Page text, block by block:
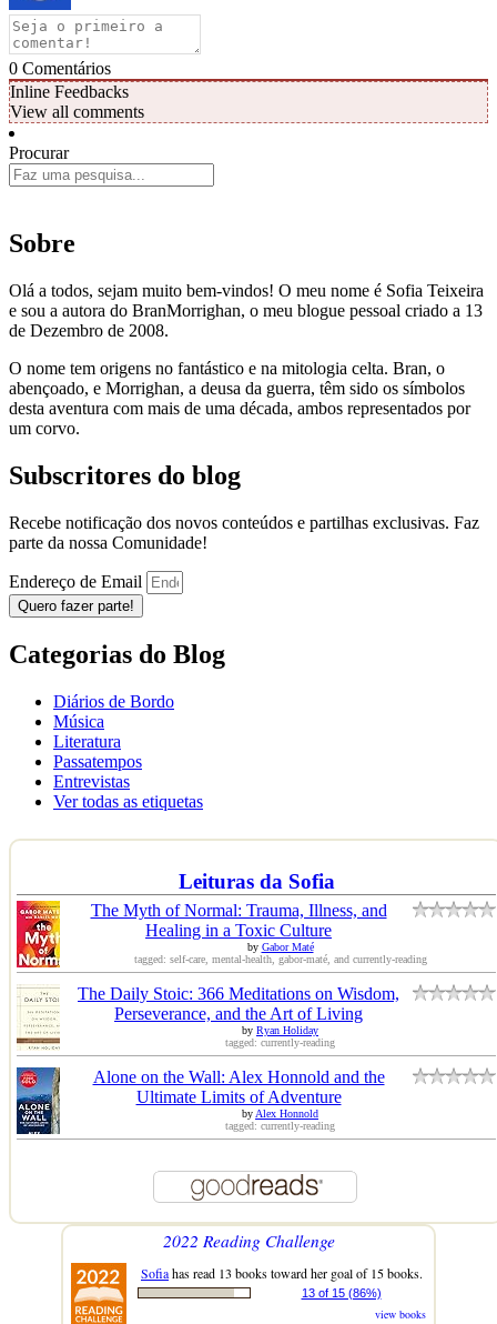
0 Comentários
Inline Feedbacks
View all comments
Procurar
Sobre
Olá a todos, sejam muito bem-vindos! O meu nome é Sofia Teixeira
e sou a autora do BranMorrighan, o meu blogue pessoal criado a 13
de Dezembro de 2008.
O nome tem origens no fantástico e na mitologia celta. Bran, o
abençoado, e Morrighan, a deusa da guerra, têm sido os símbolos
desta aventura com mais de uma década, ambos representados por
um corvo.
Subscritores do blog
Recebe notificação dos novos conteúdos e partilhas exclusivas. Faz
parte da nossa Comunidade!
Endereço de Email
Quero fazer parte!
Categorias do Blog
Diários de Bordo
Música
Literatura
Passatempos
Entrevistas
Ver todas as etiquetas
Leituras da Sofia
The Myth of Normal: Trauma, Illness, and
Healing in a Toxic Culture
by Gabor Maté
tagged: self-care, mental-health, gabor-maté, and currently-reading
The Daily Stoic: 366 Meditations on Wisdom,
Perseverance, and the Art of Living
by Ryan Holiday
tagged: currently-reading
Alone on the Wall: Alex Honnold and the
Ultimate Limits of Adventure
byAlex Honnold
tagged: currently-reading
2022 Reading Challenge
Sofiahas read 13 books toward her goal of 15 books.
13 of 15 (86%)
view books